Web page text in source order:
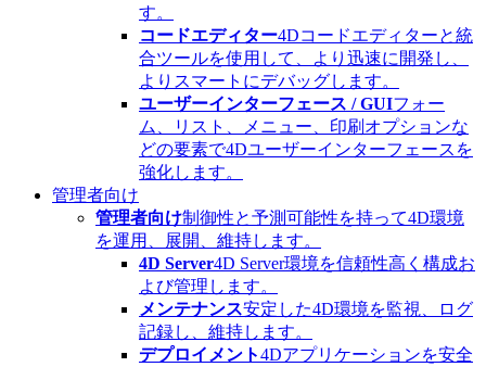
す。
コードエディター4Dコードエディターと統
合ツールを使用して、より迅速に開発し、
よりスマートにデバッグします。
ユーザーインターフェース / GUIフォー
ム、リスト、メニュー、印刷オプションな
どの要素で4Dユーザーインターフェースを
強化します。
管理者向け
管理者向け制御性と予測可能性を持って4D環境
を運用、展開、維持します。
4D Server4D Server環境を信頼性高く構成お
よび管理します。
メンテナンス安定した4D環境を監視、ログ
記録し、維持します。
デプロイメント4Dアプリケーションを安全